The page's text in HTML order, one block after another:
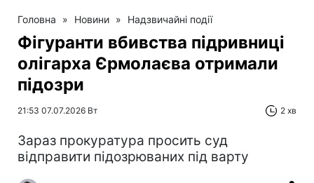
Головна » Новини » Надзвичайні події
Фігуранти вбивства підривниці
олігарха Єрмолаєва отримали
підозри
21:53 07.07.2026 Вт 2 хв
Зараз прокуратура просить суд
відправити підозрюваних під варту